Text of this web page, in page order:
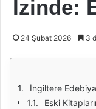
İzinde:
24 Şubat 2026 3
İngiltere
Eski